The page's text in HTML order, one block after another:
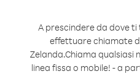
A prescindere da dove
effettuare chiamate
Zelanda.Chiama qualsiasi
linea fissa o mobile! - a